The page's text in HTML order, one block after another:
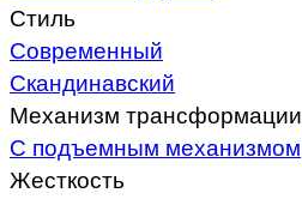
Стиль
Современный
Скандинавский
Механизм трансформации
С подъемным механизмом
Жесткость